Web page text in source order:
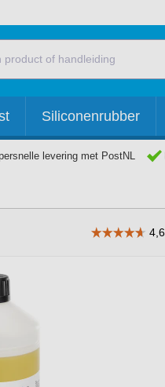
Siliconenrubber
levering met PostNL